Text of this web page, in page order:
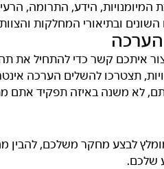
המיומנויות, הידע, התרומה,
ובתיאורי המחלקות
איתכם קשר כדי להתחיל את
תצטרכו להשלים הערכה
מי אתם, לא משנה באיזה תפקיד
לבצע מחקר משלכם, להבין
שלכם.